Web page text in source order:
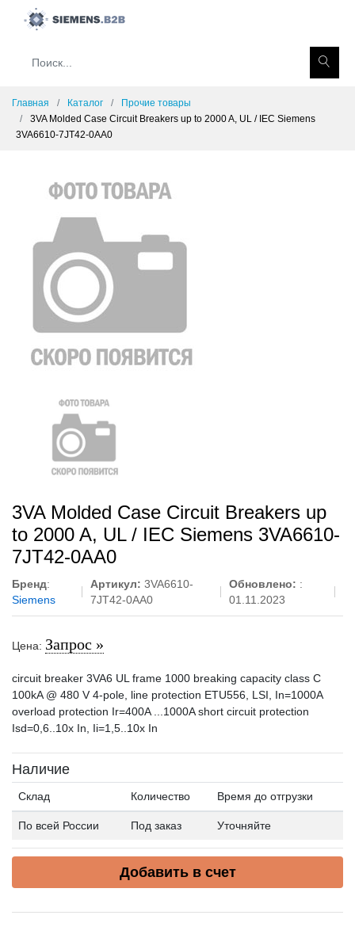
Главная Каталог
Прочие товары
3VA Molded Case Circuit Breakers up to 2000 A, UL / IEC Siemens
3VA6610-7JT42-0AA0
3VA Molded Case Circuit Breakers up
to 2000 A, UL / IEC Siemens 3VA6610-
7JT42-0AA0
Бренд:
Siemens
Артикул: 3VA6610-
7JT42-0AA0
Обновлено: :
01.11.2023
Цена: Запрос »
circuit breaker 3VA6 UL frame 1000 breaking capacity class C
100kA @ 480 V 4-pole, line protection ETU556, LSI, In=1000A
overload protection Ir=400A ...1000A short circuit protection
Isd=0,6..10x In, Ii=1,5..10x In
Наличие
Склад Количество Время до отгрузки
По всей России Под заказ Уточняйте
Добавить в счет